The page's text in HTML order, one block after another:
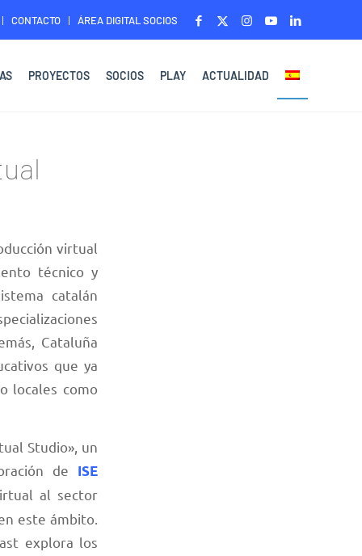
CONTACTO ÁREA DIGITAL SOCIOS
PROYECTOS SOCIOS PLAY ACTUALIDAD
virtual
técnico y
catalán
Cataluña
que ya
locales como
Studio», un
de ISE
al sector
este ámbito.
explora los